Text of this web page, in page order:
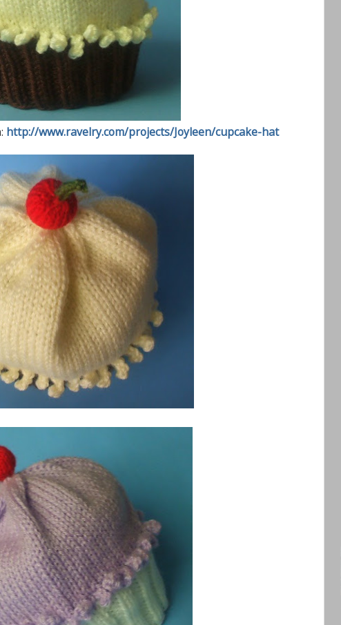
http://www.ravelry.com/projects/Joyleen/cupcake-hat